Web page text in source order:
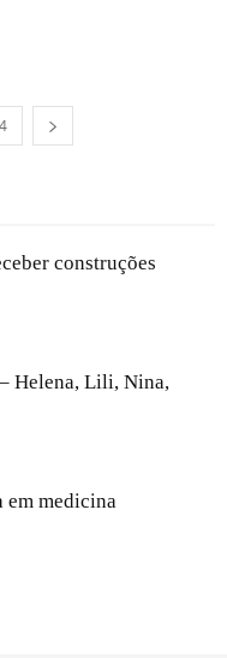
4
construções
Helena, Lili, Nina,
em medicina